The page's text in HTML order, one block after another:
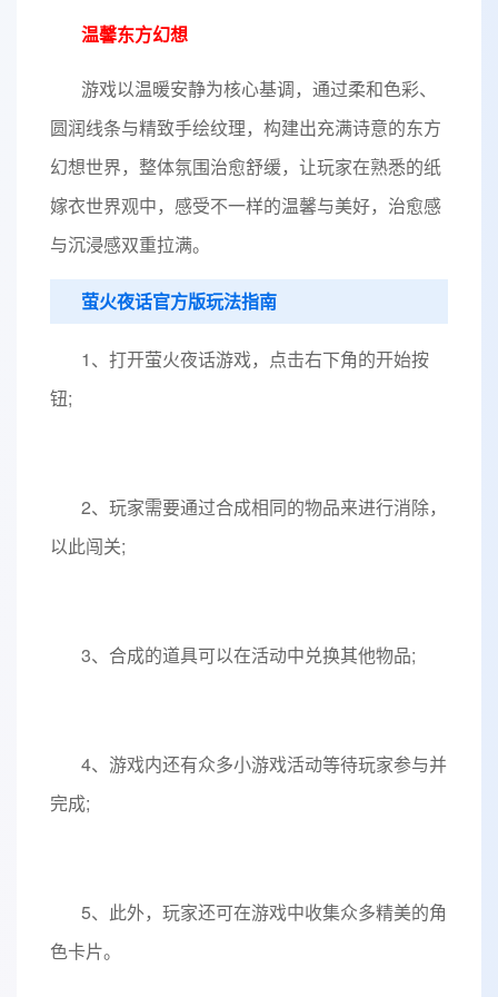
温馨东方幻想
游戏以温暖安静为核心基调，通过柔和色彩、
圆润线条与精致手绘纹理，构建出充满诗意的东方
幻想世界，整体氛围治愈舒缓，让玩家在熟悉的纸
嫁衣世界观中，感受不一样的温馨与美好，治愈感
与沉浸感双重拉满。
萤火夜话官方版玩法指南
1、打开萤火夜话游戏，点击右下角的开始按
钮;
2、玩家需要通过合成相同的物品来进行消除，
以此闯关;
3、合成的道具可以在活动中兑换其他物品;
4、游戏内还有众多小游戏活动等待玩家参与并
完成;
5、此外，玩家还可在游戏中收集众多精美的角
色卡片。